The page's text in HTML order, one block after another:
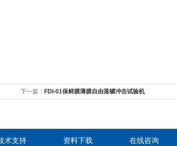
下一篇： FDI-01保鲜膜薄膜自由落镖冲击试验机
术支持 资料下载 在线咨询